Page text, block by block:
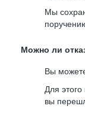
Мы
Можно ли
Вы
Для
вы